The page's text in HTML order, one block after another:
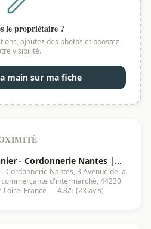
le propriétaire ?
ajoutez des photos et boostez
visibilité.
main sur ma fiche
- Cordonnerie Nantes |
Loire - 44230
Cordonnerie Nantes, 3 Avenue de la
d'intermarché, 44230
Loire, France — 4.8/5 (23 avis)